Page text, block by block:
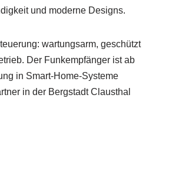
und moderne Designs.
wartungsarm, geschützt
Der Funkempfänger ist ab
in Smart-Home-Systeme
in der Bergstadt Clausthal